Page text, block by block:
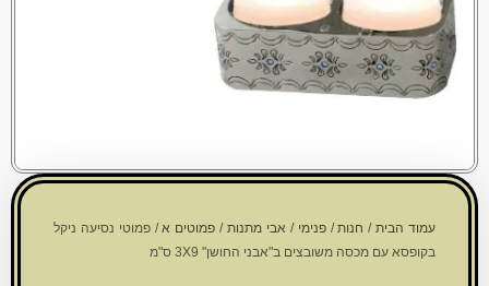
עמוד הבית/חנות/פנימי/אבי מתנות/פמוטים א/ פמוטי נסיעה ניקל
בקופסא עם מכסה משובצים ב"אבני החושן" 3X9 ס"מ